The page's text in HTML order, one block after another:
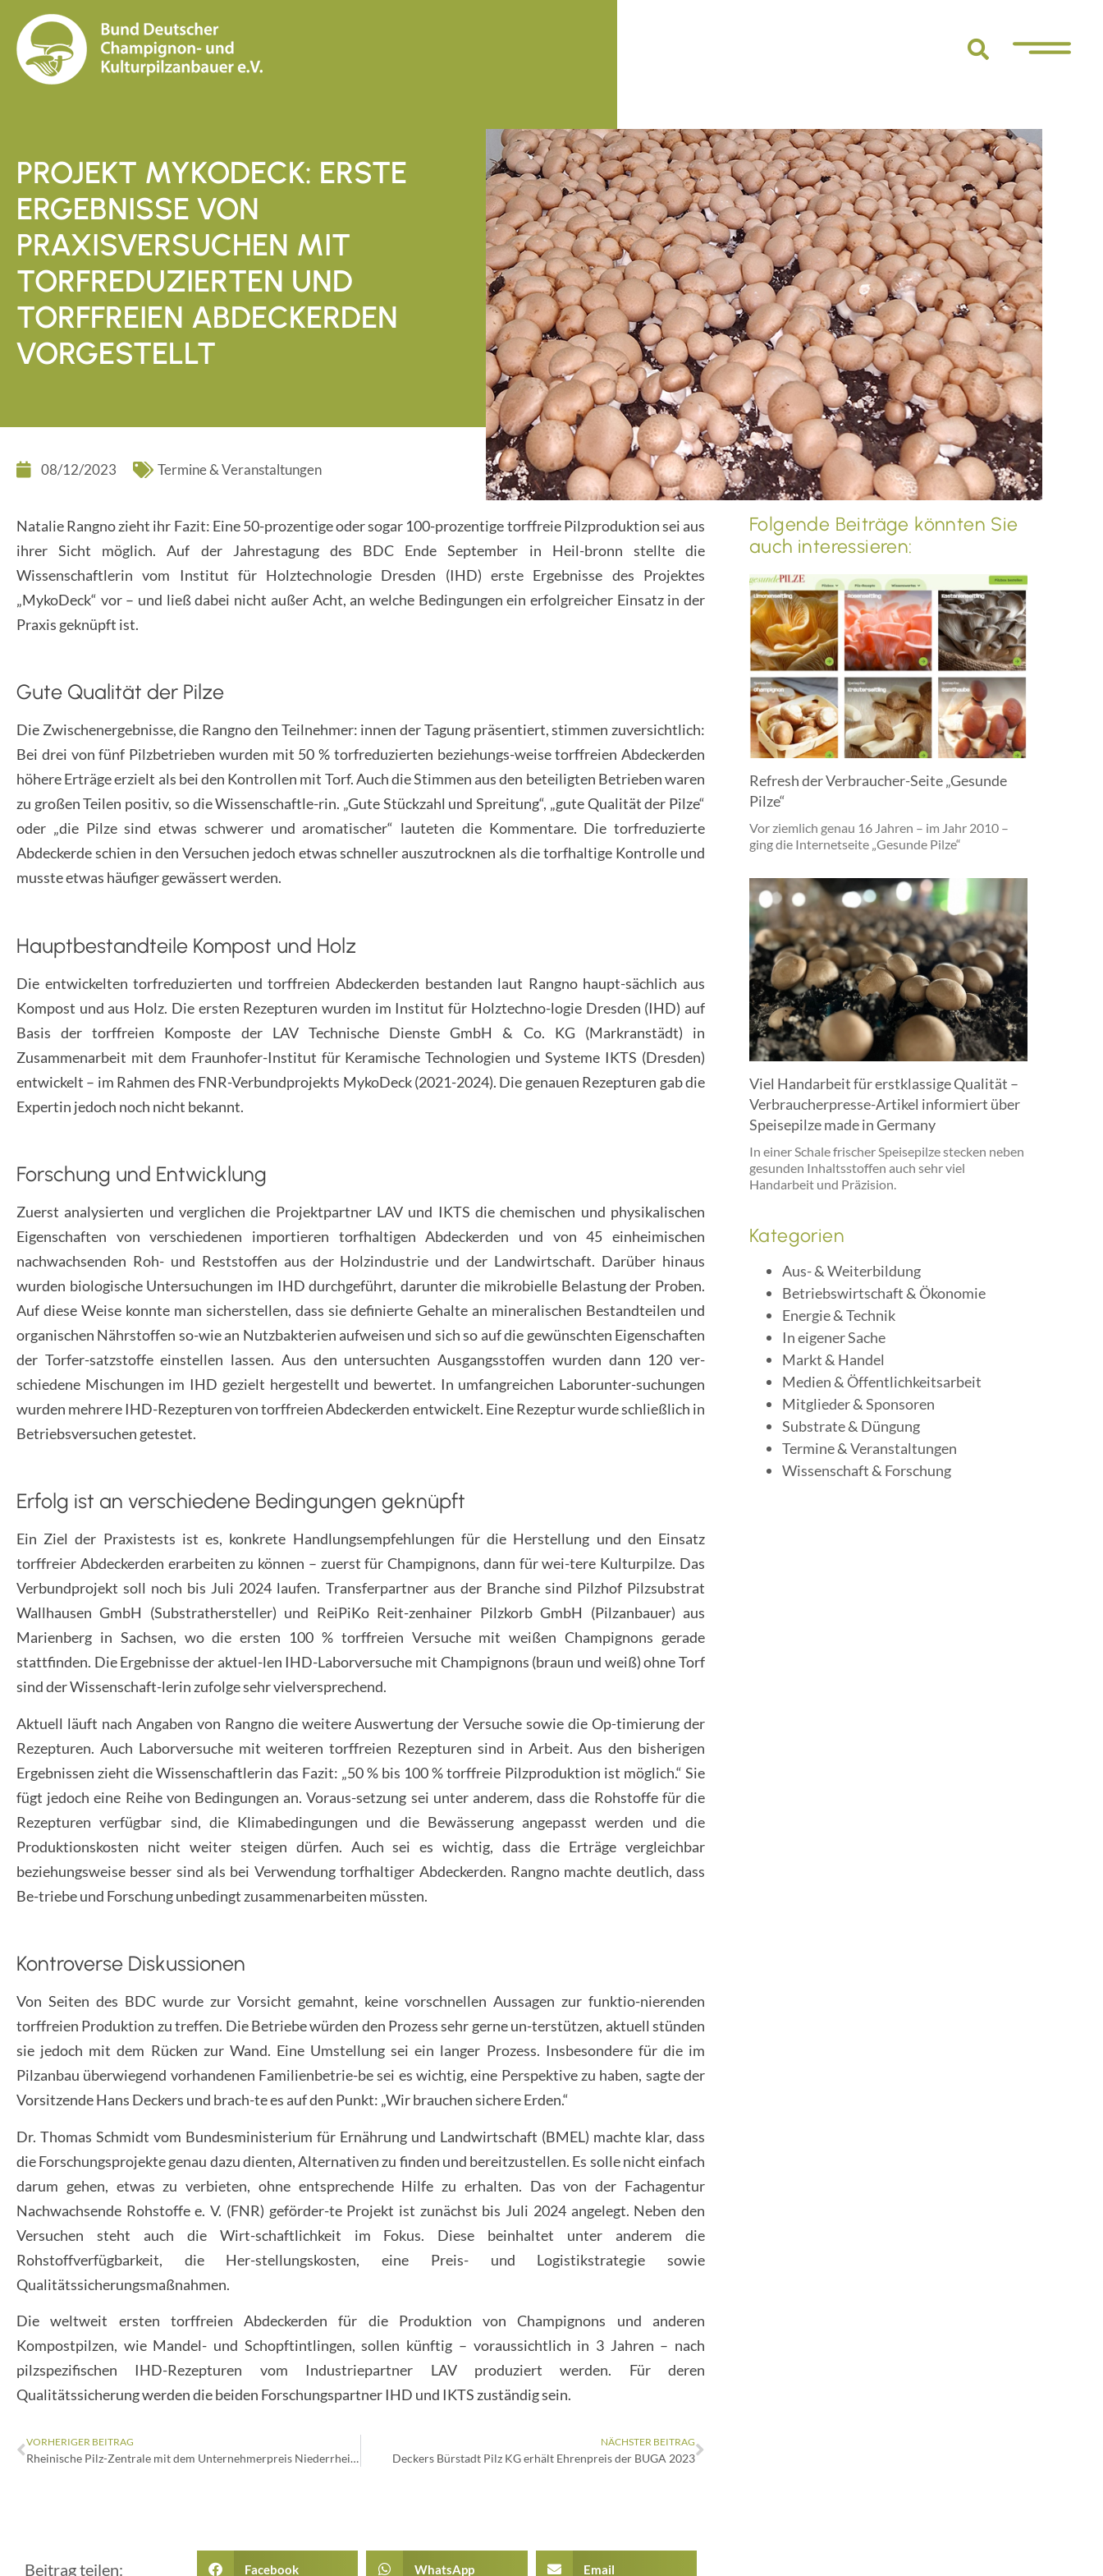
PROJEKT MYKODECK: ERSTE
ERGEBNISSE VON
PRAXISVERSUCHEN MIT
TORFREDUZIERTEN UND
TORFFREIEN ABDECKERDEN
VORGESTELLT
08/12/2023 Termine & Veranstaltungen
Natalie Rangno zieht ihr Fazit: Eine 50-prozentige oder sogar 100-prozentige torffreie Pilzproduktion sei aus
ihrer Sicht möglich. Auf der Jahrestagung des BDC Ende September in Heil-bronn stellte die
Wissenschaftlerin vom Institut für Holztechnologie Dresden (IHD) erste Ergebnisse des Projektes
„MykoDeck“ vor – und ließ dabei nicht außer Acht, an welche Bedingungen ein erfolgreicher Einsatz in der
Praxis geknüpft ist.
Gute Qualität der Pilze
Die Zwischenergebnisse, die Rangno den Teilnehmer: innen der Tagung präsentiert, stimmen zuversichtlich:
Bei drei von fünf Pilzbetrieben wurden mit 50 % torfreduzierten beziehungs-weise torffreien Abdeckerden
höhere Erträge erzielt als bei den Kontrollen mit Torf. Auch die Stimmen aus den beteiligten Betrieben waren
zu großen Teilen positiv, so die Wissenschaftle-rin. „Gute Stückzahl und Spreitung“, „gute Qualität der Pilze“
oder „die Pilze sind etwas schwerer und aromatischer“ lauteten die Kommentare. Die torfreduzierte
Abdeckerde schien in den Versuchen jedoch etwas schneller auszutrocknen als die torfhaltige Kontrolle und
musste etwas häufiger gewässert werden.
Hauptbestandteile Kompost und Holz
Die entwickelten torfreduzierten und torffreien Abdeckerden bestanden laut Rangno haupt-sächlich aus
Kompost und aus Holz. Die ersten Rezepturen wurden im Institut für Holztechno-logie Dresden (IHD) auf
Basis der torffreien Komposte der LAV Technische Dienste GmbH & Co. KG (Markranstädt) in
Zusammenarbeit mit dem Fraunhofer-Institut für Keramische Technologien und Systeme IKTS (Dresden)
entwickelt – im Rahmen des FNR-Verbundprojekts MykoDeck (2021-2024). Die genauen Rezepturen gab die
Expertin jedoch noch nicht bekannt.
Forschung und Entwicklung
Zuerst analysierten und verglichen die Projektpartner LAV und IKTS die chemischen und physikalischen
Eigenschaften von verschiedenen importieren torfhaltigen Abdeckerden und von 45 einheimischen
nachwachsenden Roh- und Reststoffen aus der Holzindustrie und der Landwirtschaft. Darüber hinaus
wurden biologische Untersuchungen im IHD durchgeführt, darunter die mikrobielle Belastung der Proben.
Auf diese Weise konnte man sicherstellen, dass sie definierte Gehalte an mineralischen Bestandteilen und
organischen Nährstoffen so-wie an Nutzbakterien aufweisen und sich so auf die gewünschten Eigenschaften
der Torfer-satzstoffe einstellen lassen. Aus den untersuchten Ausgangsstoffen wurden dann 120 ver-
schiedene Mischungen im IHD gezielt hergestellt und bewertet. In umfangreichen Laborunter-suchungen
wurden mehrere IHD-Rezepturen von torffreien Abdeckerden entwickelt. Eine Rezeptur wurde schließlich in
Betriebsversuchen getestet.
Erfolg ist an verschiedene Bedingungen geknüpft
Ein Ziel der Praxistests ist es, konkrete Handlungsempfehlungen für die Herstellung und den Einsatz
torffreier Abdeckerden erarbeiten zu können – zuerst für Champignons, dann für wei-tere Kulturpilze. Das
Verbundprojekt soll noch bis Juli 2024 laufen. Transferpartner aus der Branche sind Pilzhof Pilzsubstrat
Wallhausen GmbH (Substrathersteller) und ReiPiKo Reit-zenhainer Pilzkorb GmbH (Pilzanbauer) aus
Marienberg in Sachsen, wo die ersten 100 % torffreien Versuche mit weißen Champignons gerade
stattfinden. Die Ergebnisse der aktuel-len IHD-Laborversuche mit Champignons (braun und weiß) ohne Torf
sind der Wissenschaft-lerin zufolge sehr vielversprechend.
Aktuell läuft nach Angaben von Rangno die weitere Auswertung der Versuche sowie die Op-timierung der
Rezepturen. Auch Laborversuche mit weiteren torffreien Rezepturen sind in Arbeit. Aus den bisherigen
Ergebnissen zieht die Wissenschaftlerin das Fazit: „50 % bis 100 % torffreie Pilzproduktion ist möglich.“ Sie
fügt jedoch eine Reihe von Bedingungen an. Voraus-setzung sei unter anderem, dass die Rohstoffe für die
Rezepturen verfügbar sind, die Klimabedingungen und die Bewässerung angepasst werden und die
Produktionskosten nicht weiter steigen dürfen. Auch sei es wichtig, dass die Erträge vergleichbar
beziehungsweise besser sind als bei Verwendung torfhaltiger Abdeckerden. Rangno machte deutlich, dass
Be-triebe und Forschung unbedingt zusammenarbeiten müssten.
Kontroverse Diskussionen
Von Seiten des BDC wurde zur Vorsicht gemahnt, keine vorschnellen Aussagen zur funktio-nierenden
torffreien Produktion zu treffen. Die Betriebe würden den Prozess sehr gerne un-terstützen, aktuell stünden
sie jedoch mit dem Rücken zur Wand. Eine Umstellung sei ein langer Prozess. Insbesondere für die im
Pilzanbau überwiegend vorhandenen Familienbetrie-be sei es wichtig, eine Perspektive zu haben, sagte der
Vorsitzende Hans Deckers und brach-te es auf den Punkt: „Wir brauchen sichere Erden.“
Dr. Thomas Schmidt vom Bundesministerium für Ernährung und Landwirtschaft (BMEL) machte klar, dass
die Forschungsprojekte genau dazu dienten, Alternativen zu finden und bereitzustellen. Es solle nicht einfach
darum gehen, etwas zu verbieten, ohne entsprechende Hilfe zu erhalten. Das von der Fachagentur
Nachwachsende Rohstoffe e. V. (FNR) geförder-te Projekt ist zunächst bis Juli 2024 angelegt. Neben den
Versuchen steht auch die Wirt-schaftlichkeit im Fokus. Diese beinhaltet unter anderem die
Rohstoffverfügbarkeit, die Her-stellungskosten, eine Preis- und Logistikstrategie sowie
Qualitätssicherungsmaßnahmen.
Die weltweit ersten torffreien Abdeckerden für die Produktion von Champignons und anderen
Kompostpilzen, wie Mandel- und Schopftintlingen, sollen künftig – voraussichtlich in 3 Jahren – nach
pilzspezifischen IHD-Rezepturen vom Industriepartner LAV produziert werden. Für deren
Qualitätssicherung werden die beiden Forschungspartner IHD und IKTS zuständig sein.
VORHERIGER BEITRAG
Rheinische Pilz-Zentrale mit dem Unternehmerpreis Niederrhein ausgezeichnet
NÄCHSTER BEITRAG
Deckers Bürstadt Pilz KG erhält Ehrenpreis der BUGA 2023
Beitrag teilen: Facebook WhatsApp Email
Folgende Beiträge könnten Sie
auch interessieren:
Refresh der Verbraucher-Seite „Gesunde
Pilze“
Vor ziemlich genau 16 Jahren – im Jahr 2010 –
ging die Internetseite „Gesunde Pilze“
Viel Handarbeit für erstklassige Qualität –
Verbraucherpresse-Artikel informiert über
Speisepilze made in Germany
In einer Schale frischer Speisepilze stecken neben
gesunden Inhaltsstoffen auch sehr viel
Handarbeit und Präzision.
Kategorien
Aus- & Weiterbildung
Betriebswirtschaft & Ökonomie
Energie & Technik
In eigener Sache
Markt & Handel
Medien & Öffentlichkeitsarbeit
Mitglieder & Sponsoren
Substrate & Düngung
Termine & Veranstaltungen
Wissenschaft & Forschung